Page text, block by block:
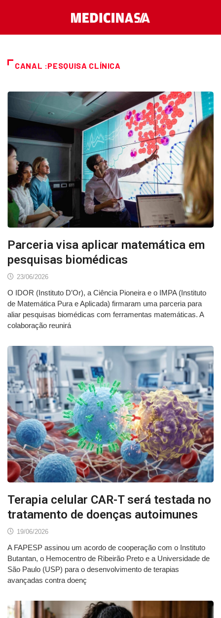
CANAL :PESQUISA CLÍNICA
Parceria visa aplicar matemática em
pesquisas biomédicas
23/06/2026
O IDOR (Instituto D’Or), a Ciência Pioneira e o IMPA (Instituto
de Matemática Pura e Aplicada) firmaram uma parceria para
aliar pesquisas biomédicas com ferramentas matemáticas. A
colaboração reunirá
Terapia celular CAR-T será testada no
tratamento de doenças autoimunes
19/06/2026
A FAPESP assinou um acordo de cooperação com o Instituto
Butantan, o Hemocentro de Ribeirão Preto e a Universidade de
São Paulo (USP) para o desenvolvimento de terapias
avançadas contra doenç